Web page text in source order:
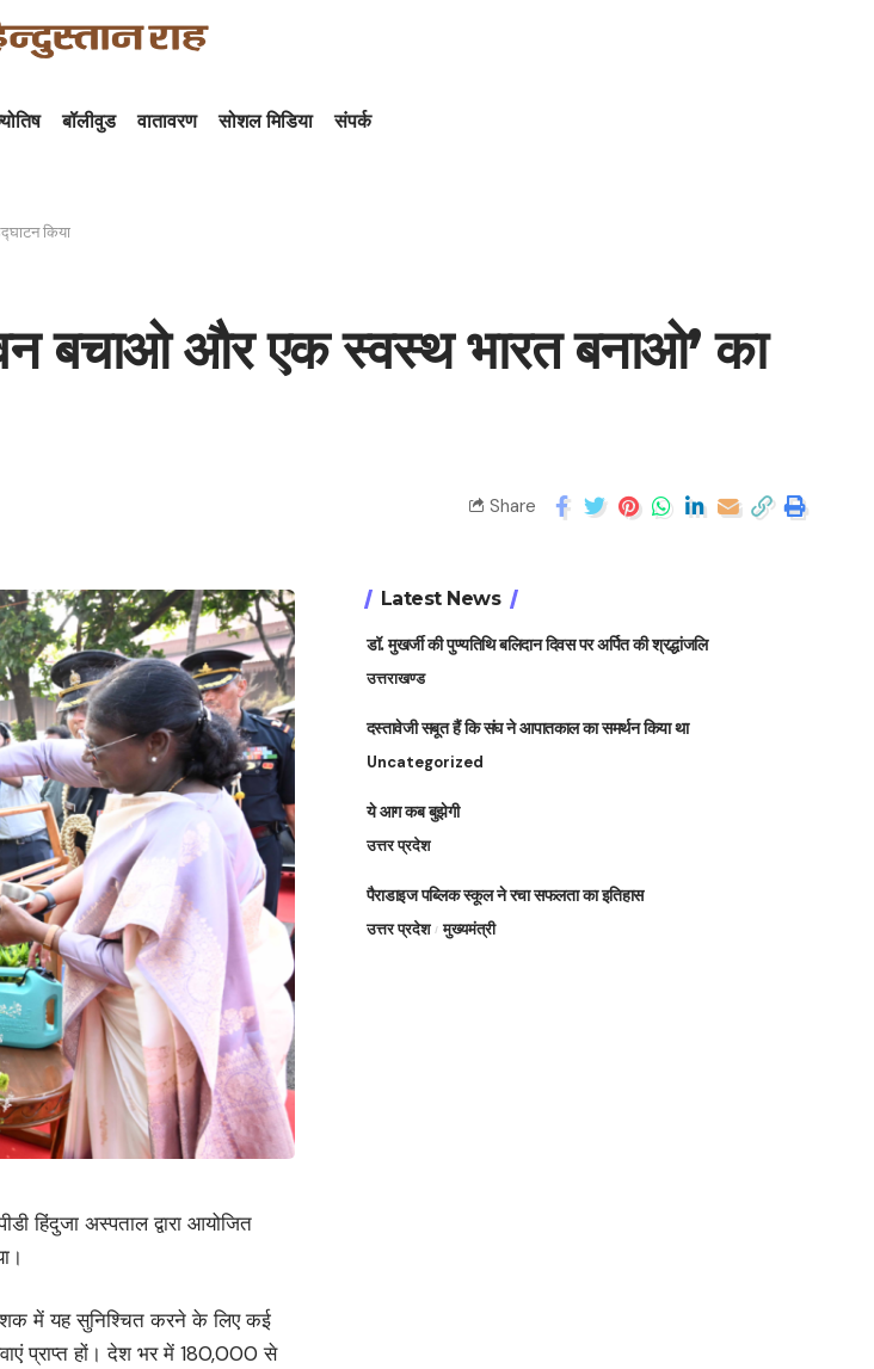
बॉलीवुड वातावरण सोशल मिडिया संपर्क
किया
बचाओ और एक स्वस्थ भारत बनाओ’ का
Share
हिंदुजा अस्पताल द्वारा आयोजित
में यह सुनिश्चित करने के लिए कई
प्राप्त हों। देश भर में 180,000 से
Latest News
डॉ. मुखर्जी की पुण्यतिथि बलिदान दिवस पर अर्पित की श्रद्धांजलि
उत्तराखण्ड
दस्तावेजी सबूत हैं कि संघ ने आपातकाल का समर्थन किया था
Uncategorized
ये आग कब बुझेगी
उत्तर प्रदेश
पैराडाइज पब्लिक स्कूल ने रचा सफलता का इतिहास
उत्तर प्रदेश मुख्यमंत्री